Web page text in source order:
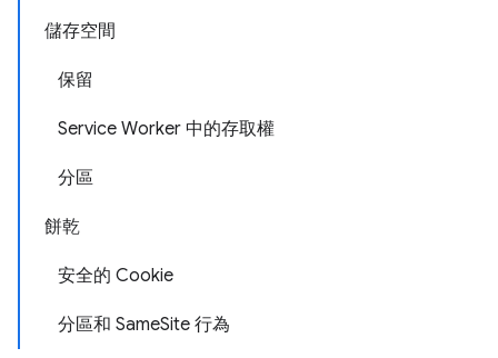
儲存空間
保留
Service Worker 中的存取權
分區
餅乾
安全的 Cookie
分區和 SameSite 行為